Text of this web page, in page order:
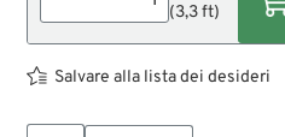
(3,3 ft)
Salvare alla lista dei desideri